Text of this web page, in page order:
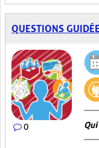
QUESTIONS
0 Qui